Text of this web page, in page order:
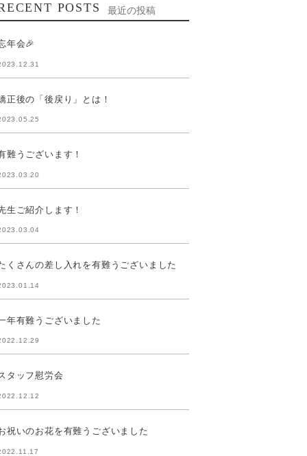
POSTS 最近の投稿
年会🎉
正後の「後戻り」とは！
難うございます！
生ご紹介します！
くさんの差し入れを有難うございました
年有難うございました
タッフ慰労会
祝いのお花を有難うございました